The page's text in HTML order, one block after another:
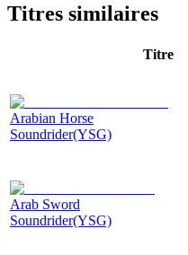
Titres similaires
Titre
Arabian Horse
Soundrider(YSG)
Arab Sword
Soundrider(YSG)